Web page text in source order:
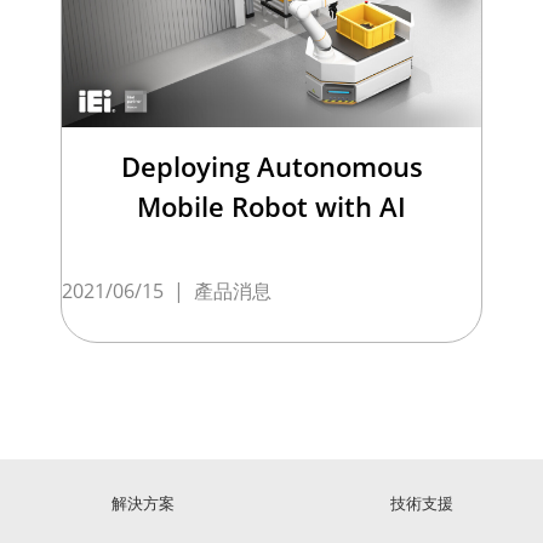
Deploying Autonomous
Mobile Robot with AI
2021/06/15 | 產品消息
解決方案 技術支援